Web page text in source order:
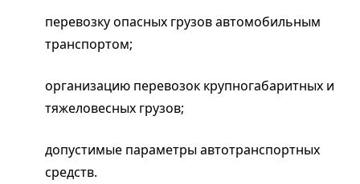
перевозку опасных грузов автомобильным
транспортом;
организацию перевозок крупногабаритных и
тяжеловесных грузов;
допустимые параметры автотранспортных
средств.